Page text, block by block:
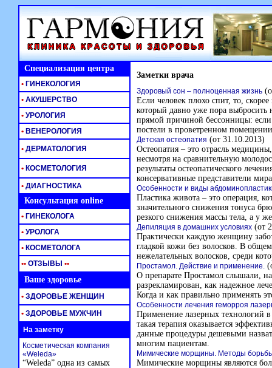
Специализация центра Заметки врача
Здоровый сон – полноценная жизнь
Если человек плохо спит, то,
который давно уже пора выбросить
прямой причиной бессонницы: если
постели в проветренном
Детская остеопатия (от 31.10.2013)
Остеопатия – это отрасль
несмотря на сравнительную
результаты остеопатического
консервативные представители
Особенности и виды
Пластика живота – это операция,
значительного снижения тонуса
резкого снижения массы тела, а у
Депиляция в домашних условиях (от
Практически каждую женщину
гладкой кожи без волосков. В
нежелательных волосков, среди
Простамол. Действие и применение.
О препарате Простамол слышали,
разрекламирован, как надежное
Когда и как правильно применять
Особенности лечения геморроя
Применение лазерных технологий
такая терапия оказывается
данные процедуры дешевыми
многим пациентам.
Мимические морщины. Методы
Мимические морщины являются
• ГИНЕКОЛОГИЯ
• АКУШЕРСТВО
• УРОЛОГИЯ
• ВЕНЕРОЛОГИЯ
• ДЕРМАТОЛОГИЯ
• КОСМЕТОЛОГИЯ
• ДИАГНОСТИКА
Консультация online
• ГИНЕКОЛОГА
• УРОЛОГА
• КОСМЕТОЛОГА
•• ОТЗЫВЫ ••
Ваше здоровье
• ЗДОРОВЬЕ ЖЕНЩИН
• ЗДОРОВЬЕ МУЖЧИН
На заметку
Косметическая компания
«Weleda»
“Weleda” одна из самых